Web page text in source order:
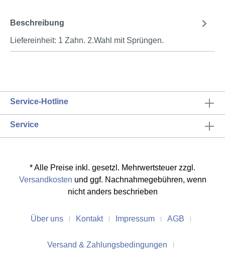
Beschreibung
Liefereinheit: 1 Zahn. 2.Wahl mit Sprüngen.
Service-Hotline
Service
* Alle Preise inkl. gesetzl. Mehrwertsteuer zzgl.
Versandkosten und ggf. Nachnahmegebühren, wenn
nicht anders beschrieben
Über uns Kontakt Impressum AGB
Versand & Zahlungsbedingungen